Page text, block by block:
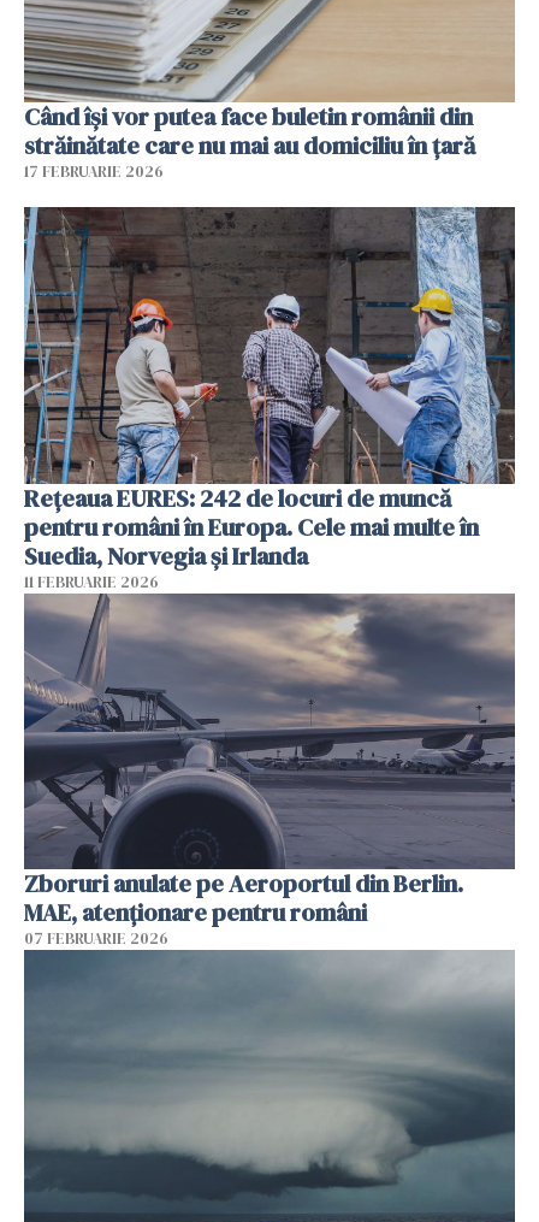
Când își vor putea face buletin românii din
străinătate care nu mai au domiciliu în țară
17 FEBRUARIE 2026
Rețeaua EURES: 242 de locuri de muncă
pentru români în Europa. Cele mai multe în
Suedia, Norvegia și Irlanda
11 FEBRUARIE 2026
Zboruri anulate pe Aeroportul din Berlin.
MAE, atenționare pentru români
07 FEBRUARIE 2026